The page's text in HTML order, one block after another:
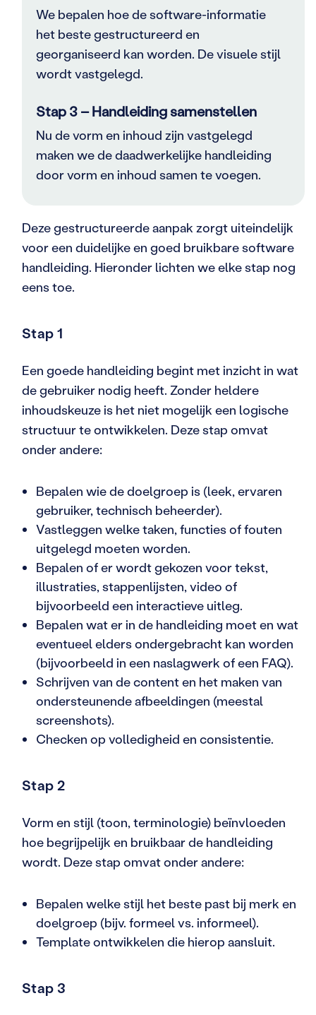
We bepalen hoe de software-informatie
het beste gestructureerd en
georganiseerd kan worden. De visuele stijl
wordt vastgelegd.
Stap 3 – Handleiding samenstellen
Nu de vorm en inhoud zijn vastgelegd
maken we de daadwerkelijke handleiding
door vorm en inhoud samen te voegen.
Deze gestructureerde aanpak zorgt uiteindelijk
voor een duidelijke en goed bruikbare software
handleiding. Hieronder lichten we elke stap nog
eens toe.
Stap 1
Een goede handleiding begint met inzicht in wat
de gebruiker nodig heeft. Zonder heldere
inhoudskeuze is het niet mogelijk een logische
structuur te ontwikkelen. Deze stap omvat
onder andere:
Bepalen wie de doelgroep is (leek, ervaren
gebruiker, technisch beheerder).
Vastleggen welke taken, functies of fouten
uitgelegd moeten worden.
Bepalen of er wordt gekozen voor tekst,
illustraties, stappenlijsten, video of
bijvoorbeeld een interactieve uitleg.
Bepalen wat er in de handleiding moet en wat
eventueel elders ondergebracht kan worden
(bijvoorbeeld in een naslagwerk of een FAQ).
Schrijven van de content en het maken van
ondersteunende afbeeldingen (meestal
screenshots).
Checken op volledigheid en consistentie.
Stap 2
Vorm en stijl (toon, terminologie) beïnvloeden
hoe begrijpelijk en bruikbaar de handleiding
wordt. Deze stap omvat onder andere:
Bepalen welke stijl het beste past bij merk en
doelgroep (bijv. formeel vs. informeel).
Template ontwikkelen die hierop aansluit.
Stap 3